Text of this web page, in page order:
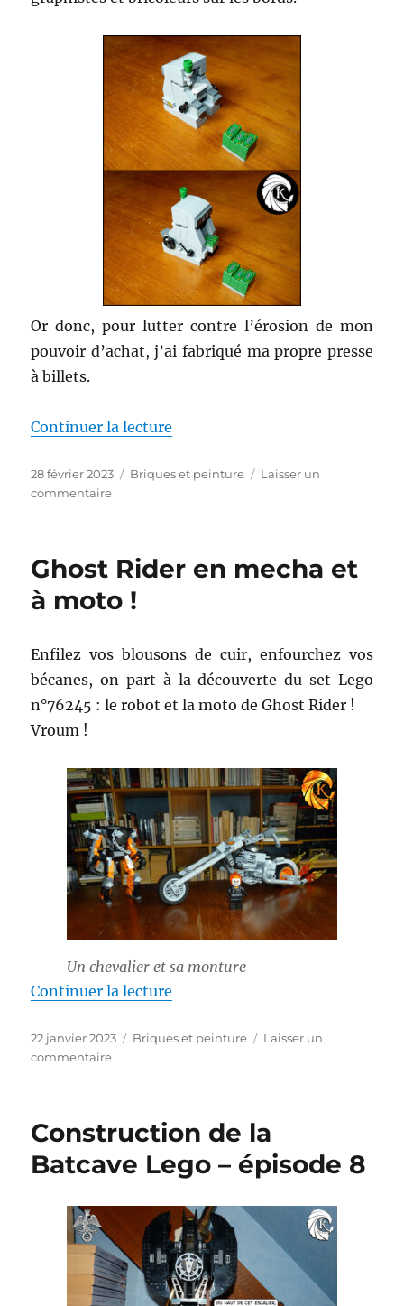
Or donc, pour lutter contre l’érosion de mon
pouvoir d’achat, j’ai fabriqué ma propre presse
à billets.
Continuer la lecture
Publié
le
28 février 2023 Catégories
Briques et peinture
Laisser un
commentairesur
d’achat
aux
Ghost Rider en mecha et
à moto !
Enfilez vos blousons de cuir, enfourchez vos
bécanes, on part à la découverte du set Lego
n°76245 : le robot et la moto de Ghost Rider !
Vroum !
Un chevalier et sa monture
Continuer la lecture
Publié
le
22 janvier 2023 Catégories
Briques et peinture
Laisser un
commentairesur
mecha
à
!
Construction de la
Batcave Lego – épisode 8